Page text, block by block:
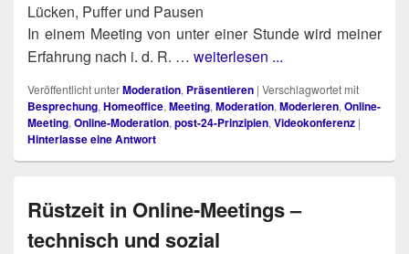
Lücken, Puffer und Pausen
In einem Mee­ting von unter einer Stun­de wird mei­ner
Erfah­rung nach i. d. R. … weiterlesen ...
Veröffentlicht unterModeration, Präsentieren | Verschlagwortet mit
Besprechung, Homeoffice, Meeting, Moderation, Moderieren, Online-
Meeting, Online-Moderation, post-24-Prinzipien, Videokonferenz |
Hinterlasse eine Antwort
Rüstzeit in Online-Meetings –
technisch und sozial